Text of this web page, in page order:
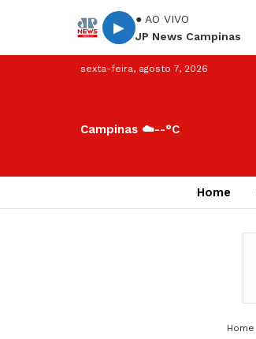
▶
● AO VIVO
JP News Campinas
sexta-feira, agosto 7, 2026
Campinas ☁️--°C
Home
Home